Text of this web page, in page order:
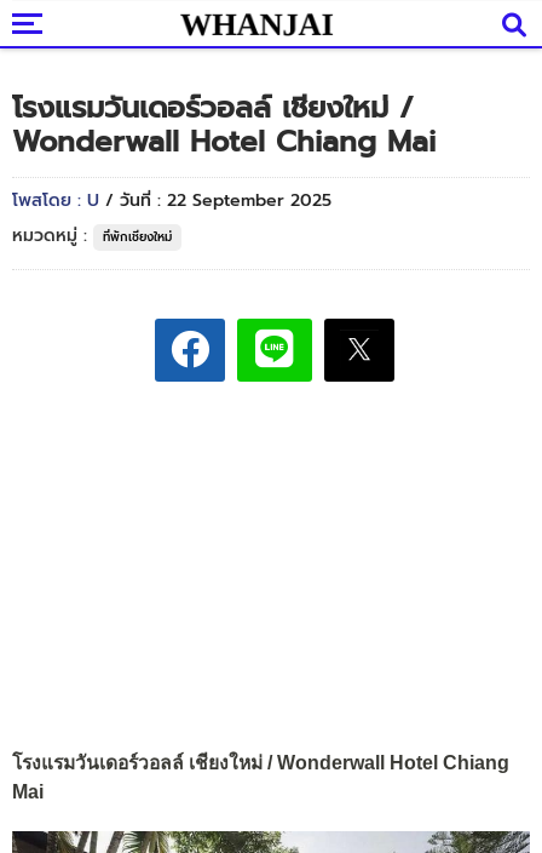
โรงแรมวันเดอร์วอลล์ เชียงใหม่ /
Wonderwall Hotel Chiang Mai
โพสโดย : U / วันที่ : 22 September 2025
หมวดหมู่ :
ที่พักเชียงใหม่
โรงแรมวันเดอร์วอลล์ เชียงใหม่ / Wonderwall Hotel Chiang
Mai